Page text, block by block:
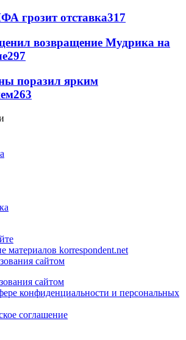
грозит отставка317
возвращение Мудрика на
297
поразил ярким
263
материалов korrespondent.net
сайтом
сайтом
конфиденциальности и персональных
соглашение